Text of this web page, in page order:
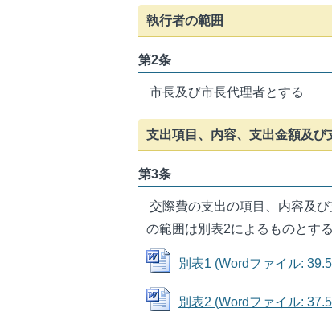
執行者の範囲
第2条
市長及び市長代理者とする
支出項目、内容、支出金額及び
第3条
交際費の支出の項目、内容及
の範囲は別表2によるものとする
別表1 (Wordファイル:
別表2 (Wordファイル: